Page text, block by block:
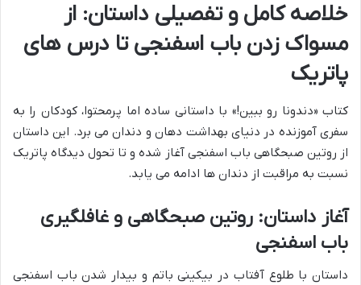
خلاصه کامل و تفصیلی داستان: از
مسواک زدن باب اسفنجی تا درس های
پاتریک
کتاب «دندونا رو ببین!» با داستانی ساده اما پرمحتوا، کودکان را به
سفری آموزنده در دنیای بهداشت دهان و دندان می برد. این داستان
از روتین صبحگاهی باب اسفنجی آغاز شده و تا تحول دیدگاه پاتریک
نسبت به مراقبت از دندان ها ادامه می یابد.
آغاز داستان: روتین صبحگاهی و غافلگیری
باب اسفنجی
داستان با طلوع آفتاب در بیکینی باتم و بیدار شدن باب اسفنجی